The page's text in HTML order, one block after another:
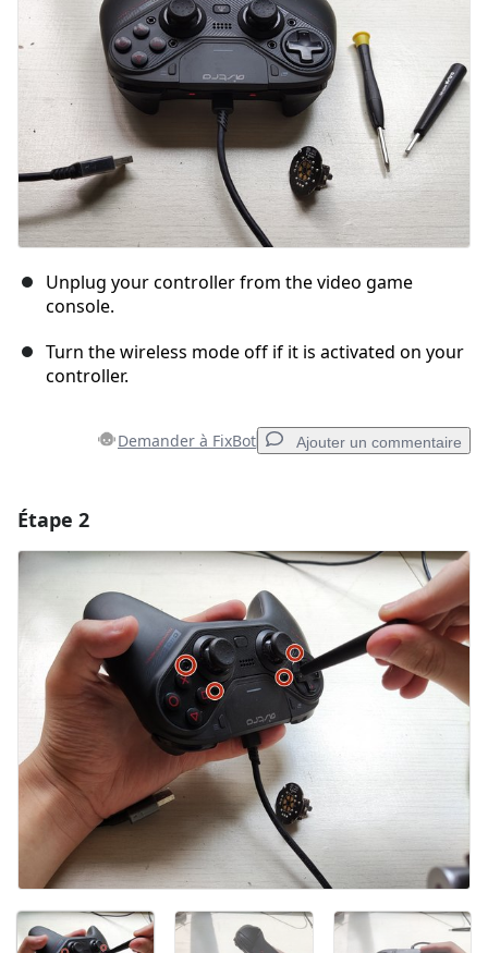
Unplug your controller from the video game
console.
Turn the wireless mode off if it is activated on your
controller.
Demander à FixBot Ajouter un commentaire
Ajouter un commentaire
Annuler Publier un commentaire
Étape 2